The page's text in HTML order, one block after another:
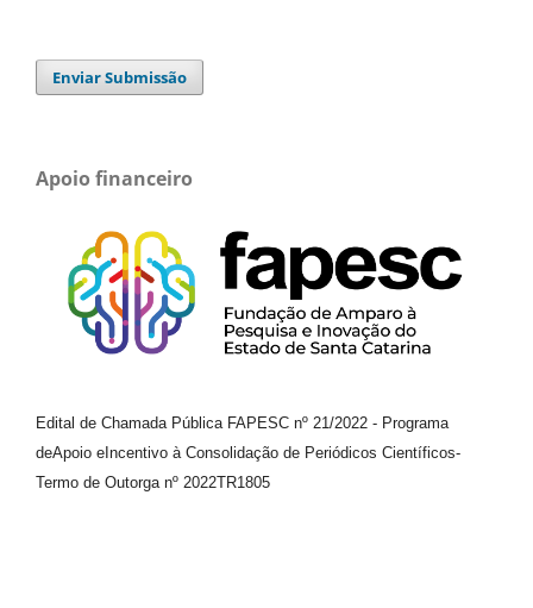
Enviar Submissão
Apoio financeiro
Edital de Chamada Pública FAPESC nº 21/2022 - Programa
deApoio e Incentivo à Consolidação de Periódicos Científicos-
Termo de Outorga nº 2022TR1805